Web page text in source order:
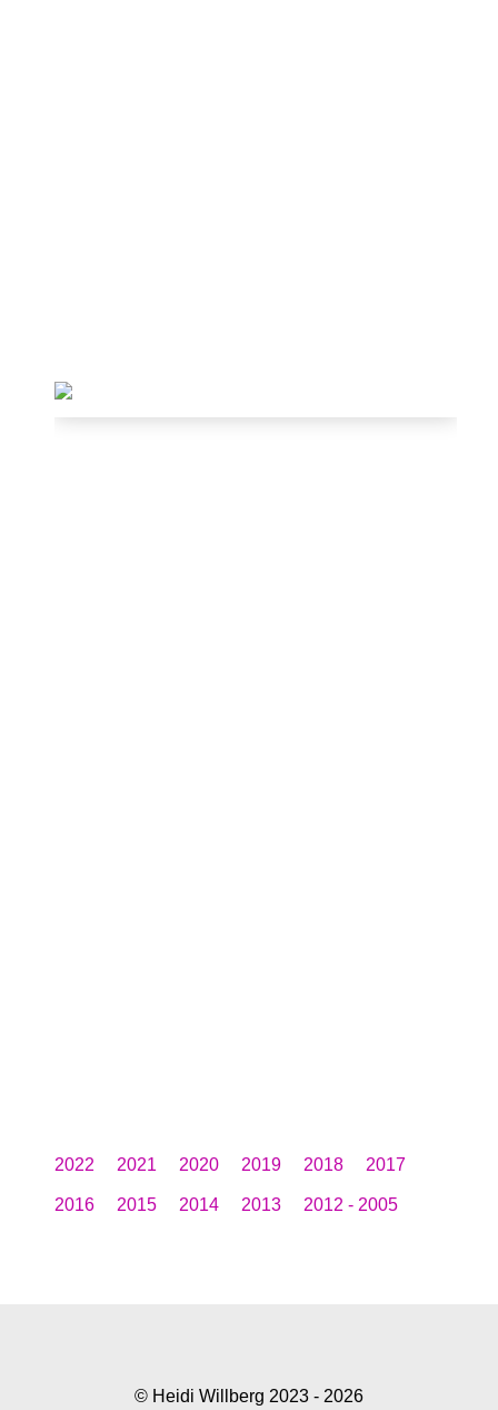
2022 2021 2020 2019 2018 2017
2016 2015 2014 2013 2012 - 2005
© Heidi Willberg 2023 - 2026